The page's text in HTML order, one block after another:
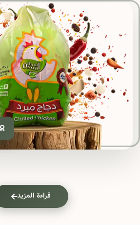
قراءة المزيد